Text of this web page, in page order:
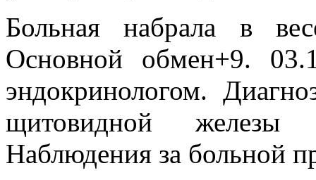
Больная набрала в
Основной обмен+9.
эндокринологом.
щитовидной
Наблюдения за больной